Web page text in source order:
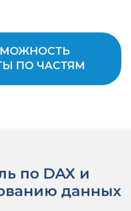
ПО ЧАСТЯМ
по DAX и
данных